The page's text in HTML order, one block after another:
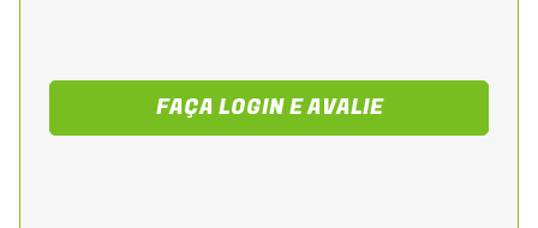
FAÇA LOGIN E AVALIE